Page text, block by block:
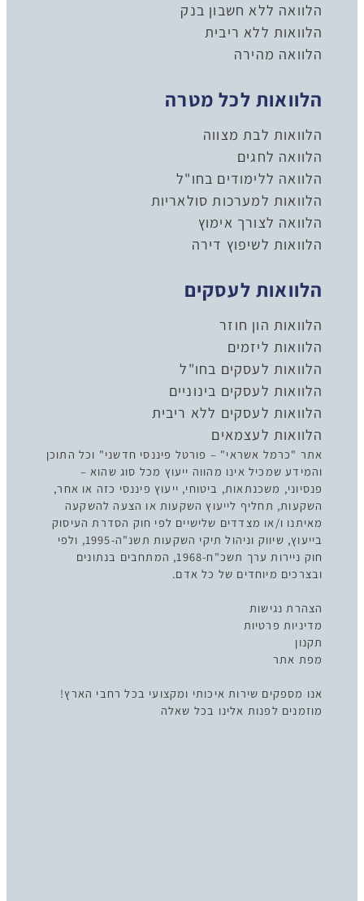
הלוואה ללא חשבון בנק
הלוואות ללא ריבית
הלוואה מהירה
הלוואות לכל מטרה
הלוואות לבת מצווה
הלוואה לחגים
הלוואה ללימודים בחו"ל
הלוואות למערכות סולאריות
הלוואה לצורך אימוץ
הלוואות לשיפוץ דירה
הלוואות לעסקים
הלוואות הון חוזר
הלוואות ליזמים
הלוואות לעסקים בחו"ל
הלוואות לעסקים בינוניים
הלוואות לעסקים ללא ריבית
הלוואות לעצמאים
אתר "כרמל אשראי" – פורטל פיננסי חדשני" וכל התוכן
והמידע שמכיל אינו מהווה ייעוץ מכל סוג שהוא –
פנסיוני, משכנתאות, ביטוחי, ייעוץ פיננסי כזה או אחר,
השקעות, תחליף לייעוץ השקעות או הצעה להשקעה
מאיתנו ו/או מצדדים שלישיים לפי חוק הסדרת העיסוק
בייעוץ, שיווק וניהול תיקי השקעות תשנ"ה-1995, ולפי
חוק ניירות ערך תשכ"ח-1968, המתחבים בנתונים
ובצרכים מיוחדים של כל אדם.
הצהרת נגישות
מדיניות פרטיות
תקנון
מפת אתר
אנו מספקים שירות איכותי ומקצועי בכל רחבי הארץ!
מוזמנים לפנות אלינו בכל שאלה